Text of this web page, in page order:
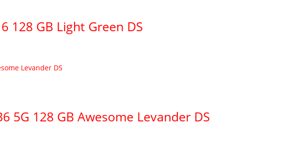
128 GB Light Green DS
5G 128 GB Awesome Levander DS